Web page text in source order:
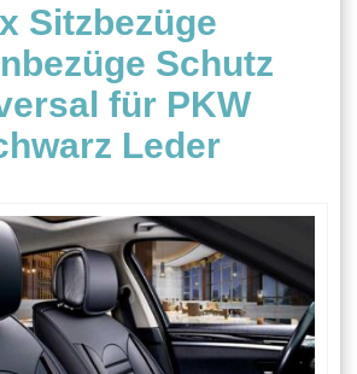
Sitzbezüge
Schutz
für PKW
Leder